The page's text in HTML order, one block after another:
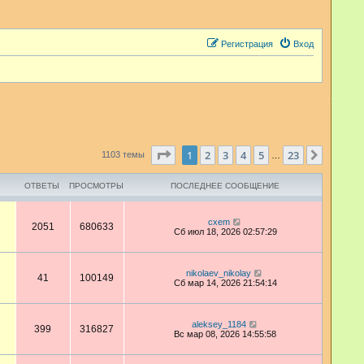
Вход
Регистрация
1103 темы Страница1 из 23
1 2 3 4 5 23
ОТВЕТЫ ПРОСМОТРЫ ПОСЛЕДНЕЕ СООБЩЕНИЕ
2051 680633
cxem
Сб июл 18, 2026 02:57:29
41 100149
nikolaev_nikolay
Сб мар 14, 2026 21:54:14
399 316827
aleksey_1184
Вс мар 08, 2026 14:55:58